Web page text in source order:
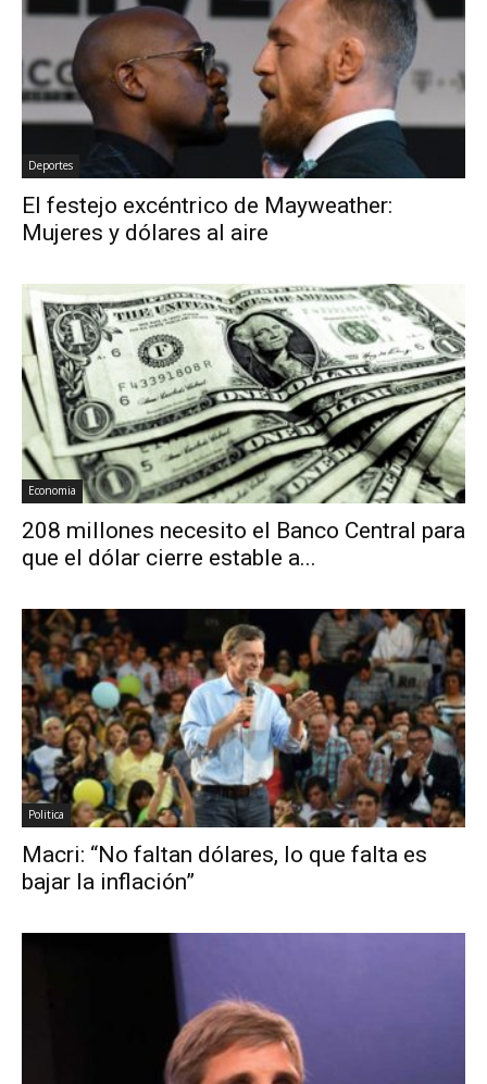
Deportes
El festejo excéntrico de Mayweather:
Mujeres y dólares al aire
Economia
208 millones necesito el Banco Central para
que el dólar cierre estable a...
Politica
Macri: “No faltan dólares, lo que falta es
bajar la inflación”